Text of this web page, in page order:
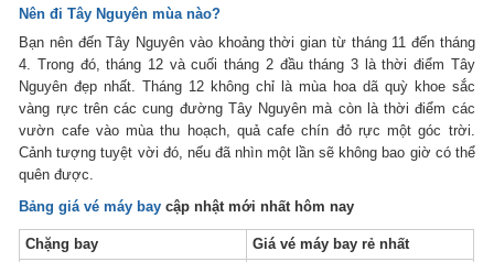
Nên đi Tây Nguyên mùa nào?
Bạn nên đến Tây Nguyên vào khoảng thời gian từ tháng 11 đến tháng
4. Trong đó, tháng 12 và cuối tháng 2 đầu tháng 3 là thời điểm Tây
Nguyên đẹp nhất. Tháng 12 không chỉ là mùa hoa dã quỳ khoe sắc
vàng rực trên các cung đường Tây Nguyên mà còn là thời điểm các
vườn cafe vào mùa thu hoạch, quả cafe chín đỏ rực một góc trời.
Cảnh tượng tuyệt vời đó, nếu đã nhìn một lần sẽ không bao giờ có thể
quên được.
Bảng giá vé máy bay cập nhật mới nhất hôm nay
Chặng bay Giá vé máy bay rẻ nhất